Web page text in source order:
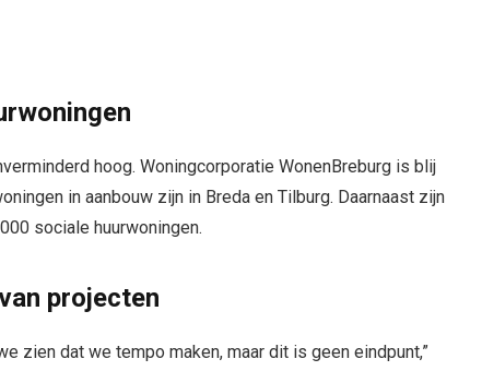
hoog. Woningcorporatie WonenBreburg is blij
in aanbouw zijn in Breda en Tilburg. Daarnaast zijn
sociale huurwoningen.
projecten
zien dat we tempo maken, maar dit is geen eindpunt,”